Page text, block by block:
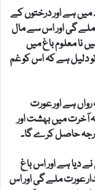
میں ہے اور درختوں کے
گی اور اس سے مال
نا معلوم باغ میں
دلیل ہے کہ اس کو غم
رواں ہے اور عورت
آخرت میں بہشت اور
حاصل کرے گا۔
دیا ہے اور اس باغ
عورت ملے گی اور اس